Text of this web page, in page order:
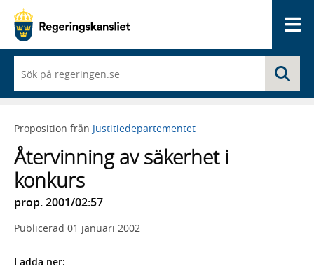
du
börjar
skriva
framträder
en
lista
med
sökförslag
Proposition från Justitiedepartementet
Återvinning av säkerhet i
konkurs
prop. 2001/02:57
Publicerad 01 januari 2002
Ladda ner: